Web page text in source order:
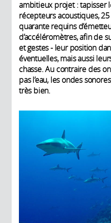
ambitieux projet : tapisser
récepteurs acoustiques,
quarante requins
d’accéléromètres, afin de
et gestes - leur position
éventuelles, mais aussi
chasse. Au contraire des
pas l’eau, les ondes
très bien.